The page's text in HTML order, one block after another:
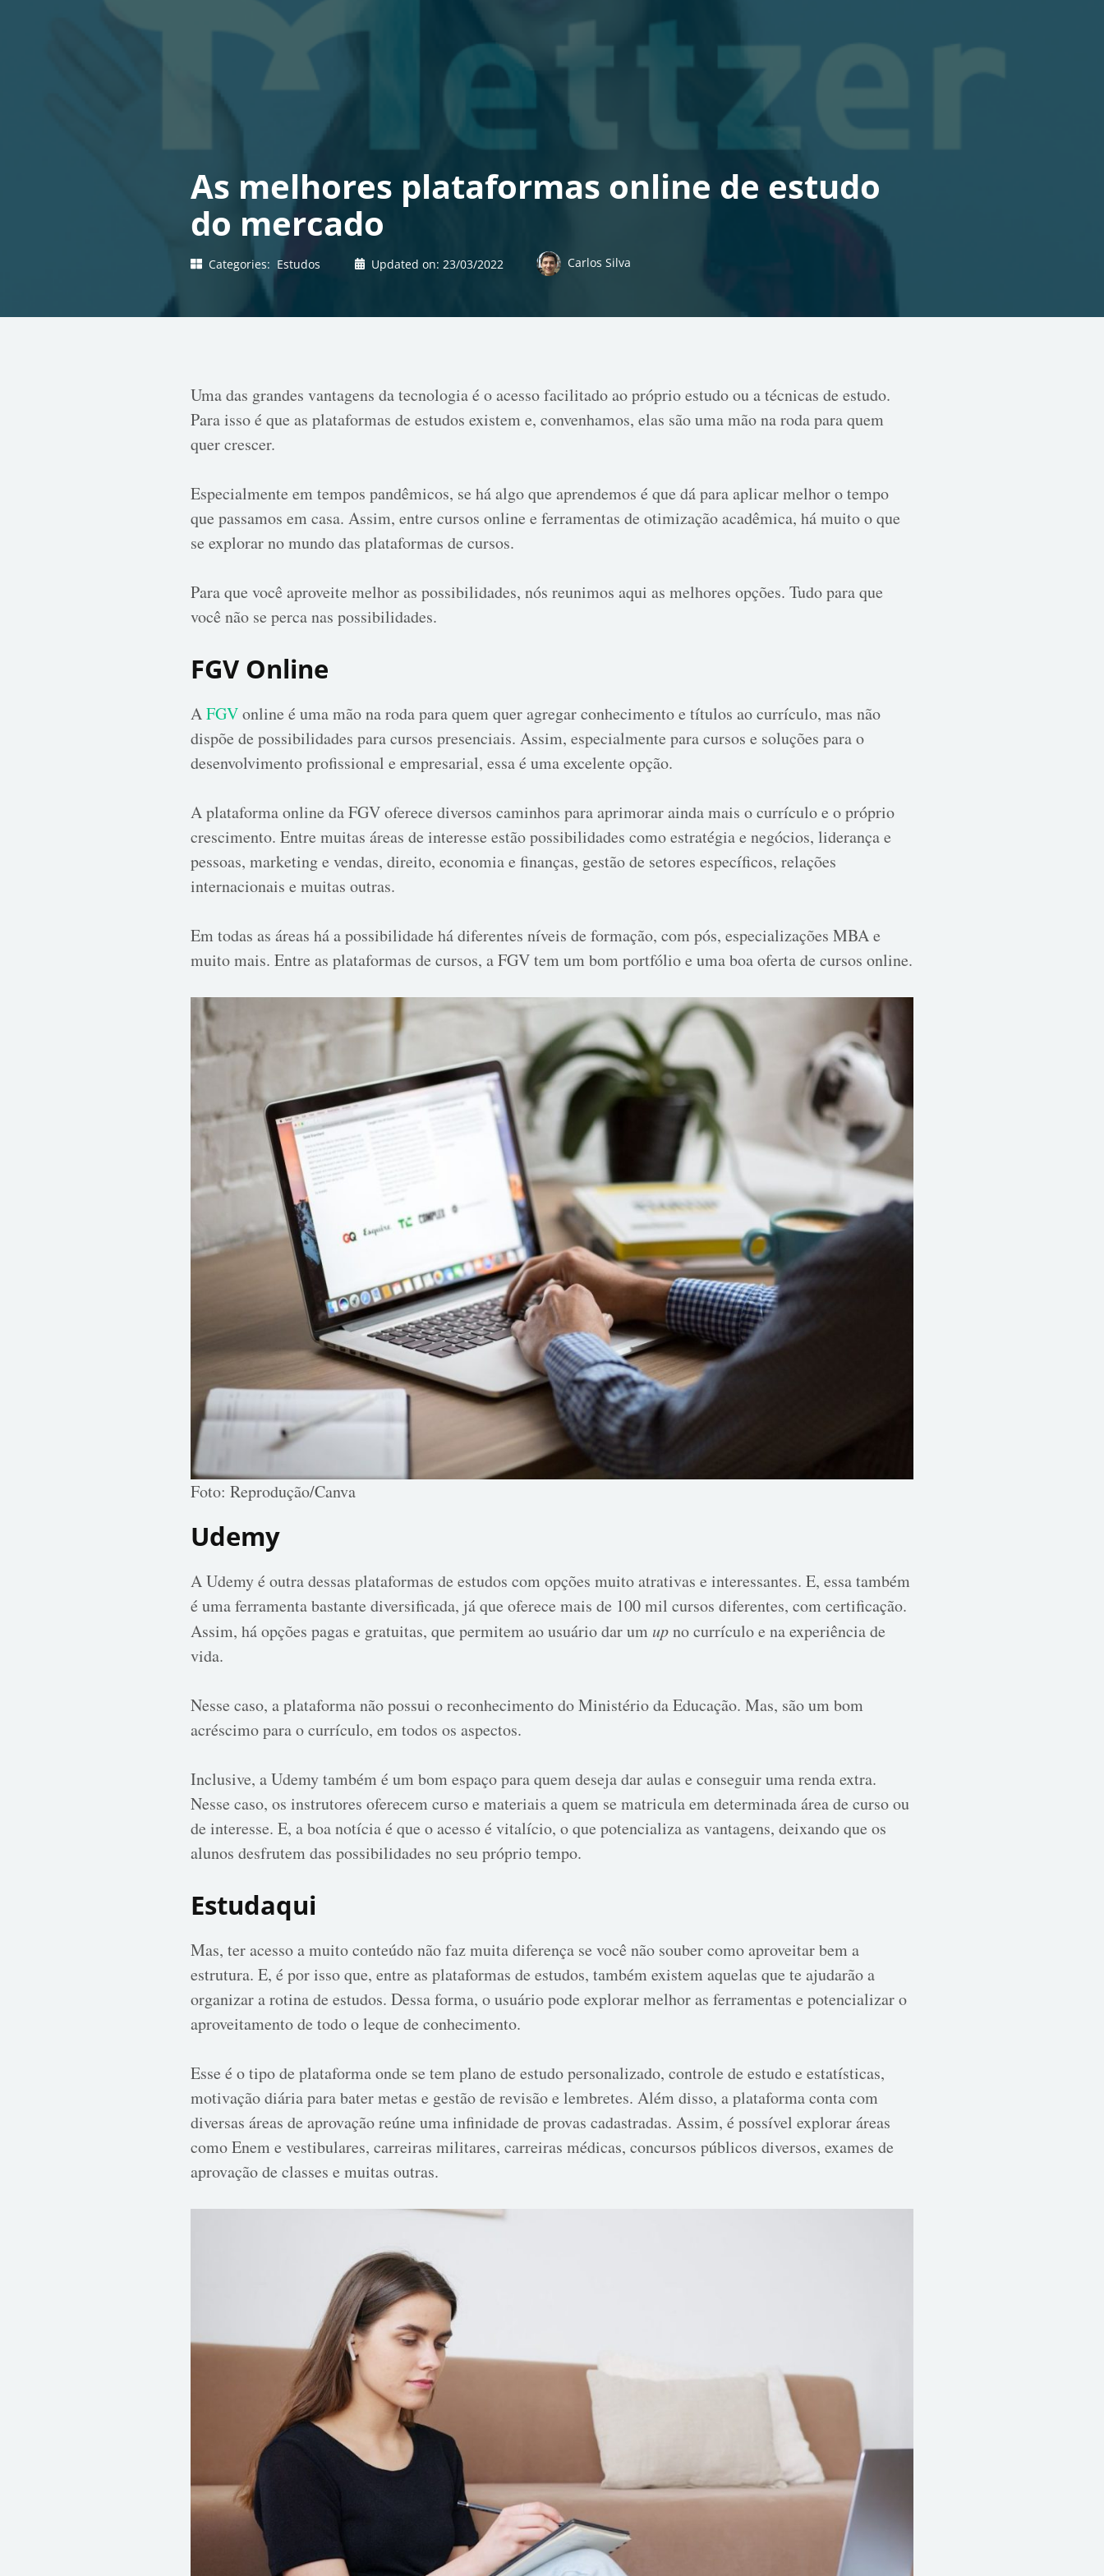
As melhores plataformas online de estudo
do mercado
Categories: Estudos Updated on: 23/03/2022 Carlos Silva
Uma das grandes vantagens da tecnologia é o acesso facilitado ao próprio estudo ou a técnicas de estudo.
Para isso é que as plataformas de estudos existem e, convenhamos, elas são uma mão na roda para quem
quer crescer.
Especialmente em tempos pandêmicos, se há algo que aprendemos é que dá para aplicar melhor o tempo
que passamos em casa. Assim, entre cursos online e ferramentas de otimização acadêmica, há muito o que
se explorar no mundo das plataformas de cursos.
Para que você aproveite melhor as possibilidades, nós reunimos aqui as melhores opções. Tudo para que
você não se perca nas possibilidades.
FGV Online
AFGVonline é uma mão na roda para quem quer agregar conhecimento e títulos ao currículo, mas não
dispõe de possibilidades para cursos presenciais. Assim, especialmente para cursos e soluções para o
desenvolvimento profissional e empresarial, essa é uma excelente opção.
A plataforma online da FGV oferece diversos caminhos para aprimorar ainda mais o currículo e o próprio
crescimento. Entre muitas áreas de interesse estão possibilidades como estratégia e negócios, liderança e
pessoas, marketing e vendas, direito, economia e finanças, gestão de setores específicos, relações
internacionais e muitas outras.
Em todas as áreas há a possibilidade há diferentes níveis de formação, com pós, especializações MBA e
muito mais. Entre as plataformas de cursos, a FGV tem um bom portfólio e uma boa oferta de cursos online.
Foto: Reprodução/Canva
Udemy
A Udemy é outra dessas plataformas de estudos com opções muito atrativas e interessantes. E, essa também
é uma ferramenta bastante diversificada, já que oferece mais de 100 mil cursos diferentes, com certificação.
Assim, há opções pagas e gratuitas, que permitem ao usuário dar um upno currículo e na experiência de
vida.
Nesse caso, a plataforma não possui o reconhecimento do Ministério da Educação. Mas, são um bom
acréscimo para o currículo, em todos os aspectos.
Inclusive, a Udemy também é um bom espaço para quem deseja dar aulas e conseguir uma renda extra.
Nesse caso, os instrutores oferecem curso e materiais a quem se matricula em determinada área de curso ou
de interesse. E, a boa notícia é que o acesso é vitalício, o que potencializa as vantagens, deixando que os
alunos desfrutem das possibilidades no seu próprio tempo.
Estudaqui
Mas, ter acesso a muito conteúdo não faz muita diferença se você não souber como aproveitar bem a
estrutura. E, é por isso que, entre as plataformas de estudos, também existem aquelas que te ajudarão a
organizar a rotina de estudos. Dessa forma, o usuário pode explorar melhor as ferramentas e potencializar o
aproveitamento de todo o leque de conhecimento.
Esse é o tipo de plataforma onde se tem plano de estudo personalizado, controle de estudo e estatísticas,
motivação diária para bater metas e gestão de revisão e lembretes. Além disso, a plataforma conta com
diversas áreas de aprovação reúne uma infinidade de provas cadastradas. Assim, é possível explorar áreas
como Enem e vestibulares, carreiras militares, carreiras médicas, concursos públicos diversos, exames de
aprovação de classes e muitas outras.